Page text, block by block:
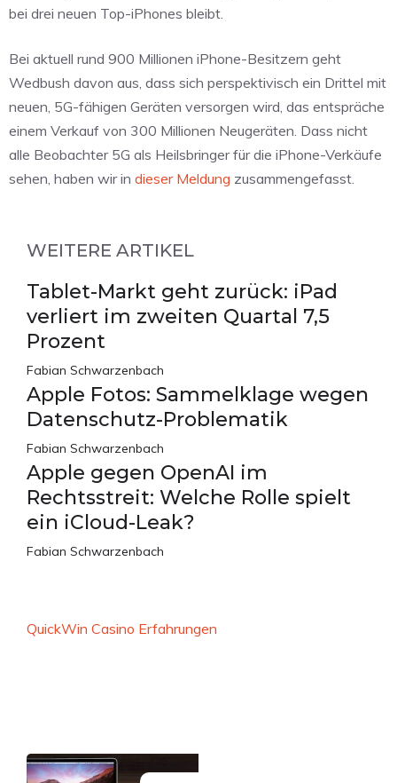
bei drei neuen Top-iPhones bleibt.
Bei aktuell rund 900 Millionen iPhone-Besitzern geht
Wedbush davon aus, dass sich perspektivisch ein Drittel mit
neuen, 5G-fähigen Geräten versorgen wird, das entspräche
einem Verkauf von 300 Millionen Neugeräten. Dass nicht
alle Beobachter 5G als Heilsbringer für die iPhone-Verkäufe
sehen, haben wir in dieser Meldung zusammengefasst.
WEITERE ARTIKEL
Tablet-Markt geht zurück: iPad
verliert im zweiten Quartal 7,5
Prozent
Fabian Schwarzenbach
Apple Fotos: Sammelklage wegen
Datenschutz-Problematik
Fabian Schwarzenbach
Apple gegen OpenAI im
Rechtsstreit: Welche Rolle spielt
ein iCloud-Leak?
Fabian Schwarzenbach
QuickWin Casino Erfahrungen